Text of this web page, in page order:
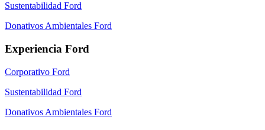
Sustentabilidad Ford
Donativos Ambientales Ford
Experiencia Ford
Corporativo Ford
Sustentabilidad Ford
Donativos Ambientales Ford